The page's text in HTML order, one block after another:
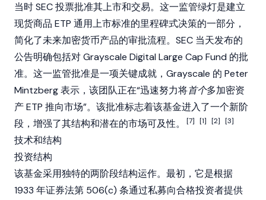
当时 SEC 投票批准其上市和交易。这一监管绿灯是建立
现货商品 ETP 通用上市标准的里程碑式决策的一部分，
简化了未来加密货币产品的审批流程。SEC 当天发布的
公告明确包括对Grayscale Digital Large Cap Fund 的批
准。这一监管批准是一项关键成就，Grayscale 的 Peter
Mintzberg表示，该团队正在“迅速努力将首个多加密资
产 ETP 推向市场”。该批准标志着该基金进入了一个新阶
段，增强了其结构和潜在的市场可及性。
[7] [1] [2] [3]
技术和结构
投资结构
该基金采用独特的两阶段结构运作。最初，它是根据
1933 年证券法第 506(c) 条通过私募向合格投资者提供